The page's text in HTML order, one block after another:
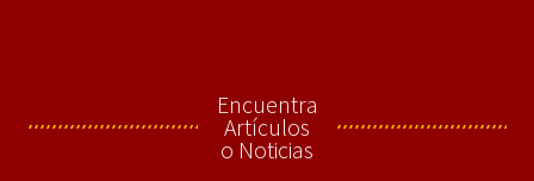
Encuentra
Artículos
o Noticias